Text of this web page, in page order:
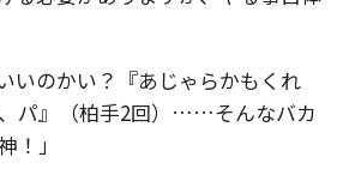
いのかい？『あじゃらかもくれ
パ』（柏手2回）……そんなバカ
」